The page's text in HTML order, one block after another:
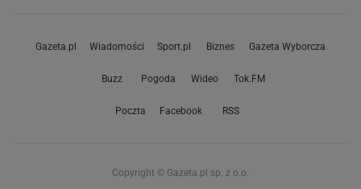
Gazeta.pl Wiadomości Sport.pl Biznes Gazeta Wyborcza
Buzz Pogoda Wideo Tok.FM
Poczta Facebook RSS
Copyright © Gazeta.pl sp. z o.o.